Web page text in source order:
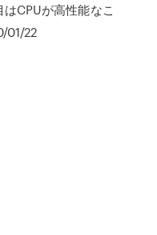
CPUが高性能なこ
01/22